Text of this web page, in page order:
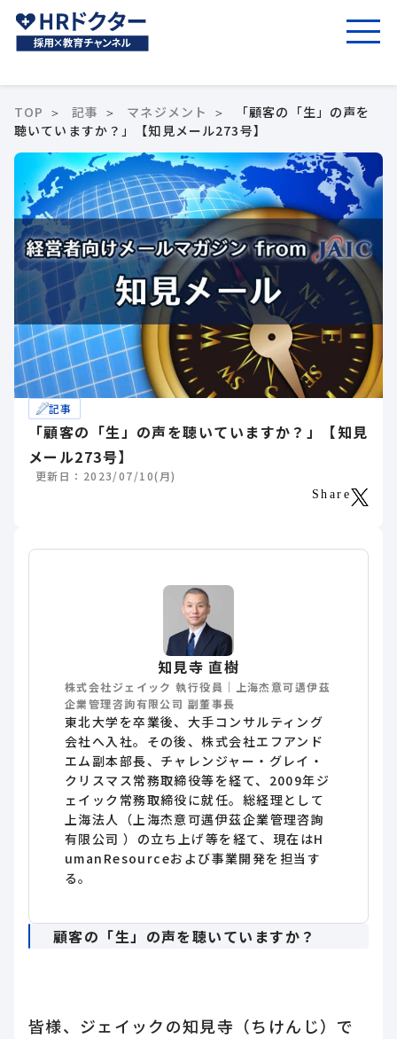
TOP 記事 マネジメント
「顧客の「生」の声を
聴いていますか？」【知見メール273号】
記事
「顧客の「生」の声を聴いていますか？」【知見
メール273号】
更新日：2023/07/10(月)
Share
知見寺 直樹
株式会社ジェイック 執行役員｜上海杰意可邁伊茲
企業管理咨詢有限公司 副董事長
東北大学を卒業後、大手コンサルティング
会社へ入社。その後、株式会社エフアンド
エム副本部長、チャレンジャー・グレイ・
クリスマス常務取締役等を経て、2009年ジ
ェイック常務取締役に就任。総経理として
上海法人（上海杰意可邁伊茲企業管理咨詢
有限公司 ）の立ち上げ等を経て、現在はH
umanResourceおよび事業開発を担当す
る。
顧客の「生」の声を聴いていますか？
皆様、ジェイックの知見寺（ちけんじ）で